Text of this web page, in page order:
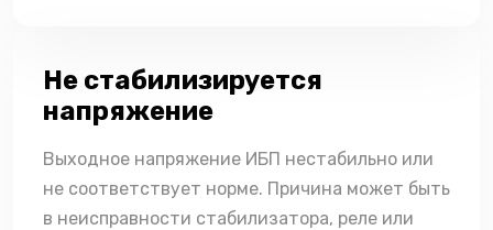
Не стабилизируется
напряжение
Выходное напряжение ИБП нестабильно или
не соответствует норме. Причина может быть
в неисправности стабилизатора, реле или